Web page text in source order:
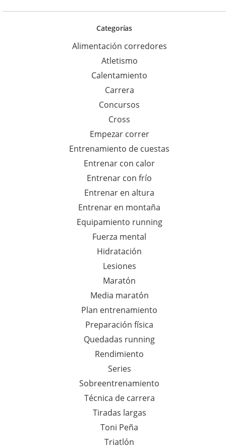
c
p
a
r
a
:
Categorías
Alimentación corredores
Atletismo
Calentamiento
Carrera
Concursos
Cross
Empezar correr
Entrenamiento de cuestas
Entrenar con calor
Entrenar con frío
Entrenar en altura
Entrenar en montaña
Equipamiento running
Fuerza mental
Hidratación
Lesiones
Maratón
Media maratón
Plan entrenamiento
Preparación física
Quedadas running
Rendimiento
Series
Sobreentrenamiento
Técnica de carrera
Tiradas largas
Toni Peña
Triatlón